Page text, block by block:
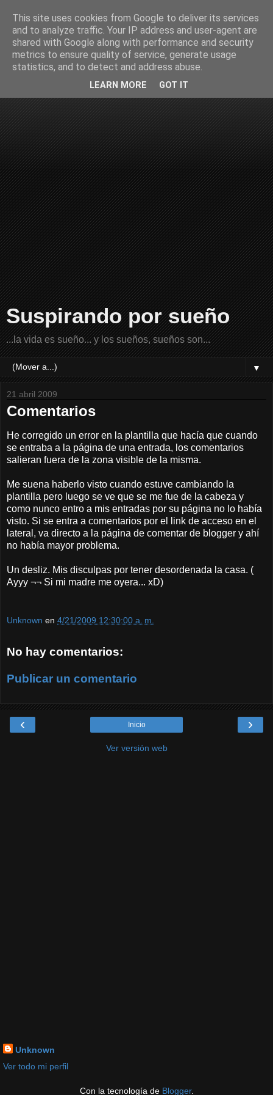
Suspirando por sueño
...la vida es sueño... y los sueños, sueños son...
▼
21 abril 2009
Comentarios
He corregido un error en la plantilla que hacía que cuando
se entraba a la página de una entrada, los comentarios
salieran fuera de la zona visible de la misma.
Me suena haberlo visto cuando estuve cambiando la
plantilla pero luego se ve que se me fue de la cabeza y
como nunco entro a mis entradas por su página no lo había
visto. Si se entra a comentarios por el link de acceso en el
lateral, va directo a la página de comentar de blogger y ahí
no había mayor problema.
Un desliz. Mis disculpas por tener desordenada la casa. (
Ayyy ¬¬ Si mi madre me oyera... xD)
Unknown en 4/21/2009 12:30:00 a. m.
No hay comentarios:
Publicar un comentario
‹ ›
Inicio
Ver versión web
Unknown
Ver todo mi perfil
Con la tecnología de Blogger.
This site uses cookies from Google to deliver its services
and to analyze traffic. Your IP address and user-agent are
shared with Google along with performance and security
metrics to ensure quality of service, generate usage
statistics, and to detect and address abuse.
LEARN MORE GOT IT